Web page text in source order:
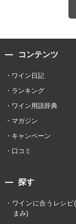
コンテンツ
ワイン日記
ランキング
ワイン用語辞典
マガジン
キャンペーン
口コミ
探す
ワインに合うレシピ
まみ)